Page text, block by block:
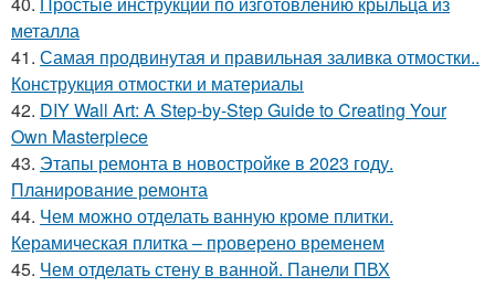
металла
41. Самая продвинутая и правильная заливка отмостки..
Конструкция отмостки и материалы
42. DIY Wall Art: A Step-by-Step Guide to Creating Your
Own Masterpiece
43. Этапы ремонта в новостройке в 2023 году.
Планирование ремонта
44. Чем можно отделать ванную кроме плитки.
Керамическая плитка – проверено временем
45. Чем отделать стену в ванной. Панели ПВХ